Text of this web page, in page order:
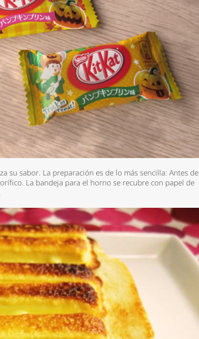
su sabor. La preparación es de lo más sencilla: Antes de
La bandeja para el horno se recubre con papel de